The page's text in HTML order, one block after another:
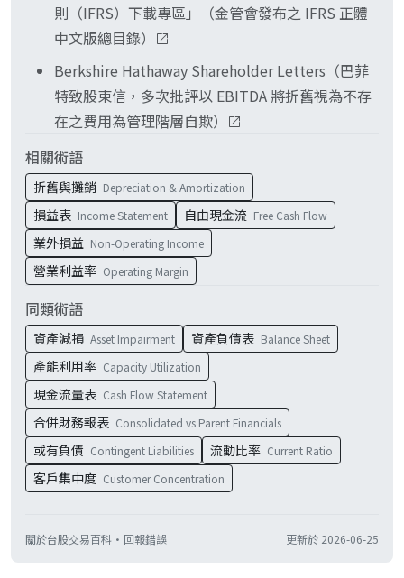
則（IFRS）下載專區」（金管會發布之 IFRS 正體
中文版總目錄）
Berkshire Hathaway Shareholder Letters（巴菲
特致股東信，多次批評以 EBITDA 將折舊視為不存
在之費用為管理階層自欺）
相關術語
折舊與攤銷 Depreciation & Amortization
損益表 Income Statement 自由現金流 Free Cash Flow
業外損益 Non-Operating Income
營業利益率 Operating Margin
同類術語
資產減損 Asset Impairment 資產負債表 Balance Sheet
產能利用率 Capacity Utilization
現金流量表 Cash Flow Statement
合併財務報表 Consolidated vs Parent Financials
或有負債 Contingent Liabilities 流動比率 Current Ratio
客戶集中度 Customer Concentration
關於台股交易百科 · 回報錯誤 更新於 2026-06-25